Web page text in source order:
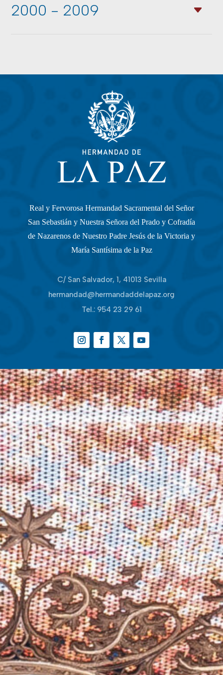
2000 - 2009
Real y Fervorosa Hermandad Sacramental del Señor
San Sebastián y Nuestra Señora del Prado y Cofradía
de Nazarenos de Nuestro Padre Jesús de la Victoria y
María Santísima de la Paz
C/ San Salvador, 1, 41013 Sevilla
hermandad@hermandaddelapaz.org
Tel.: 954 23 29 61